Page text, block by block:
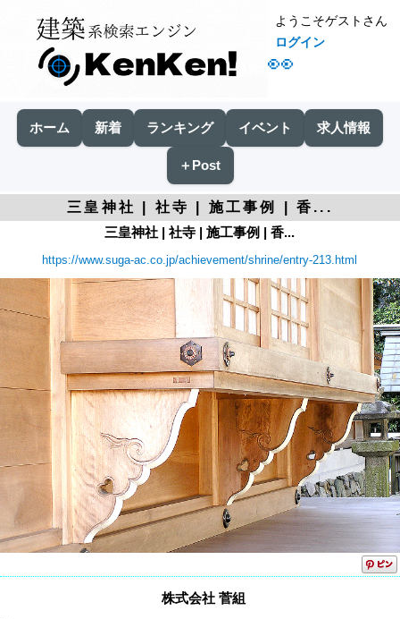
👀
ようこそゲストさん
ログイン
ホーム 新着 ランキング イベント 求人情報
＋Post
三皇神社 | 社寺 | 施工事例 | 香...
三皇神社 | 社寺 | 施工事例 | 香...
https://www.suga-ac.co.jp/achievement/shrine/entry-213.html
株式会社 菅組